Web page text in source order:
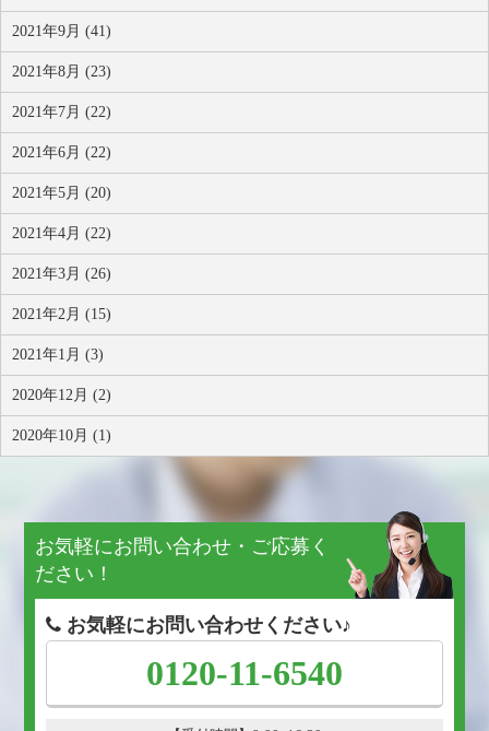
2021年9月 (41)
2021年8月 (23)
2021年7月 (22)
2021年6月 (22)
2021年5月 (20)
2021年4月 (22)
2021年3月 (26)
2021年2月 (15)
2021年1月 (3)
2020年12月 (2)
2020年10月 (1)
お気軽にお問い合わせ・ご応募く
ださい！
お気軽にお問い合わせください♪
0120-11-6540